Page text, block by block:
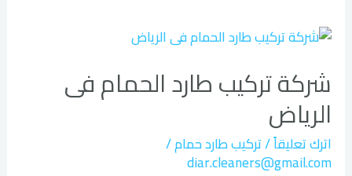
شركة تركيب طارد الحمام فى
الرياض
اترك تعليقاً/تركيب طارد حمام/
diar.cleaners@gmail.com
شركة
طارد
الحمام
فى
الرياض